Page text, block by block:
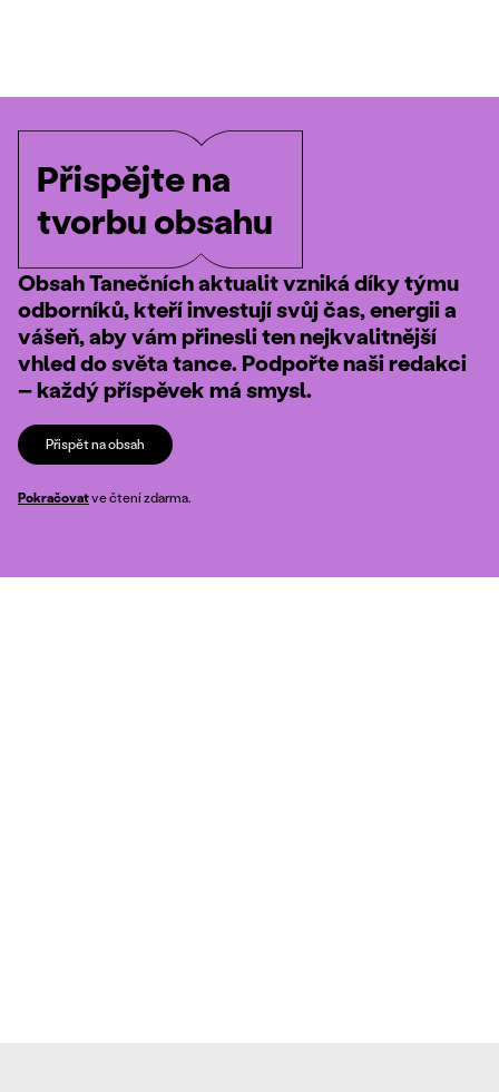
Přispějte na
tvorbu obsahu
Obsah Tanečních aktualit vzniká díky týmu
odborníků, kteří investují svůj čas, energii a
vášeň, aby vám přinesli ten nejkvalitnější
vhled do světa tance. Podpořte naši redakci
– každý příspěvek má smysl.
Přispět na obsah
Pokračovatve čtení zdarma.